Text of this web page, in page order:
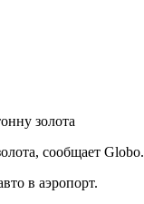
сообщает Globo.
в аэропорт.